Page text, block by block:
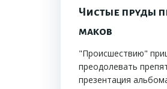
Чистые пруды
маков
"Происшествию"
преодолевать
презентация